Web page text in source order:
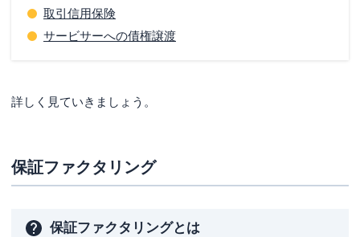
取引信用保険
サービサーへの債権譲渡
詳しく見ていきましょう。
保証ファクタリング
保証ファクタリングとは